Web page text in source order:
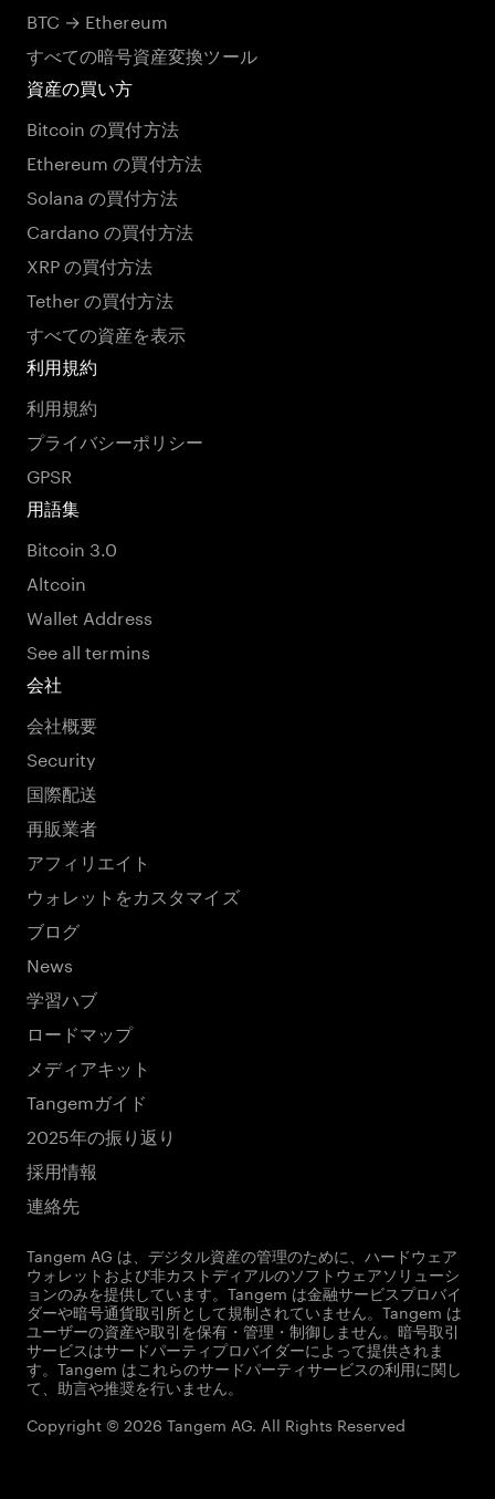
BTC → Ethereum
すべての暗号資産変換ツール
資産の買い方
Bitcoin の買付方法
Ethereum の買付方法
Solana の買付方法
Cardano の買付方法
XRP の買付方法
Tether の買付方法
すべての資産を表示
利用規約
利用規約
プライバシーポリシー
GPSR
用語集
Bitcoin 3.0
Altcoin
Wallet Address
See all termins
会社
会社概要
Security
国際配送
再販業者
アフィリエイト
ウォレットをカスタマイズ
ブログ
News
学習ハブ
ロードマップ
メディアキット
Tangemガイド
2025年の振り返り
採用情報
連絡先
Tangem AG は、デジタル資産の管理のために、ハードウェア
ウォレットおよび非カストディアルのソフトウェアソリューシ
ョンのみを提供しています。Tangem は金融サービスプロバイ
ダーや暗号通貨取引所として規制されていません。Tangem は
ユーザーの資産や取引を保有・管理・制御しません。暗号取引
サービスはサードパーティプロバイダーによって提供されま
す。Tangem はこれらのサードパーティサービスの利用に関し
て、助言や推奨を行いません。